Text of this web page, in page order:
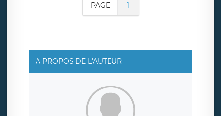
PAGE 1
A PROPOS DE L'AUTEUR